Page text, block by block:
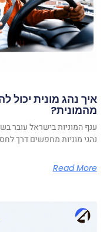
איך נהג מונית יכול
מהמונית?
ענף המוניות בישראל עובר
נהגי מוניות מחפשים דרך
Read More